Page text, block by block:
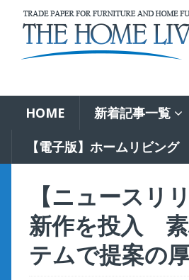
HOME 新着記事一覧
【電子版】ホームリビン
【ニュース
新作を投入 素
テムで提案の